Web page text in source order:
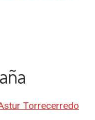
Torrecerredo